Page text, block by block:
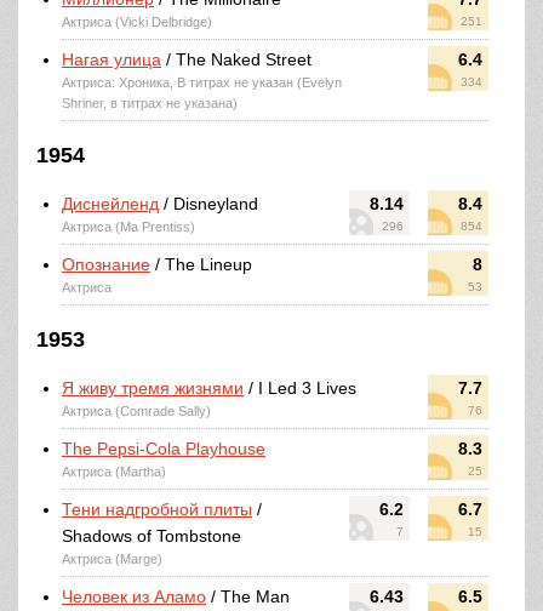
251
Актриса (Vicki Delbridge)
6.4
334
Нагая улица / The Naked Street
Актриса: Хроника, В титрах не указан (Evelyn
Shriner, в титрах не указана)
1954
8.14
296
8.4
854
Диснейленд / Disneyland
Актриса (Ma Prentiss)
8
53
Опознание / The Lineup
Актриса
1953
7.7
76
Я живу тремя жизнями / I Led 3 Lives
Актриса (Comrade Sally)
8.3
25
The Pepsi-Cola Playhouse
Актриса (Martha)
6.2
7
6.7
15
Тени надгробной плиты /
Shadows of Tombstone
Актриса (Marge)
6.43 6.5
Человек из Аламо / The Man